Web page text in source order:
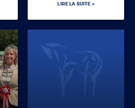
LIRE LA SUITE »